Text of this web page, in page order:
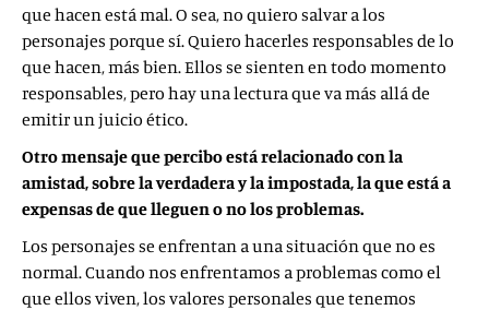
que hacen está mal. O sea, no quiero salvar a los
personajes porque sí. Quiero hacerles responsables de lo
que hacen, más bien. Ellos se sienten en todo momento
responsables, pero hay una lectura que va más allá de
emitir un juicio ético.
Otro mensaje que percibo está relacionado con la
amistad, sobre la verdadera y la impostada, la que está a
expensas de que lleguen o no los problemas.
Los personajes se enfrentan a una situación que no es
normal. Cuando nos enfrentamos a problemas como el
que ellos viven, los valores personales que tenemos